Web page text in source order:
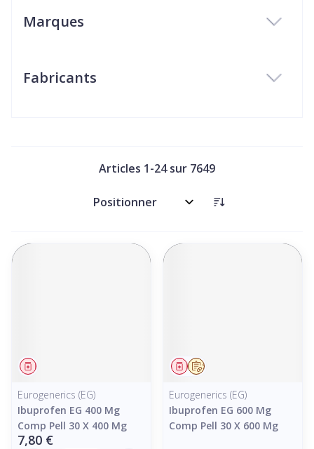
Marques
Fabricants
Articles 1-24sur 7649
Trier par:
Médicament
Eurogenerics (EG)
Ibuprofen EG 400 Mg
Comp Pell 30 X 400 Mg
7,80 €
Sur prescription
Médicament
Eurogenerics (EG)
Ibuprofen EG 600 Mg
Comp Pell 30 X 600 Mg